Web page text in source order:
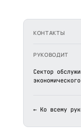
КОНТАКТЫ
РУКОВОДИТ
Сектор
← Ко всему